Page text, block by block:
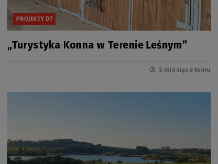
PROJEKTY DT
„Turystyka Konna w Terenie Leśnym”
3 miesiące temu